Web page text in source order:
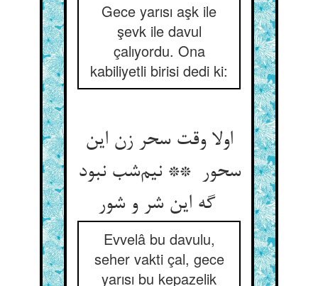
Gece yarısı aşk ile
şevk ile davul
çalıyordu. Ona
kabiliyetli birisi dedi ki:
اولا وقت سحر زن این
سحور ** نیم‌شب نبود
گه این شر و شور
Evvelâ bu davulu,
seher vakti çal, gece
yarısı bu kepazelik